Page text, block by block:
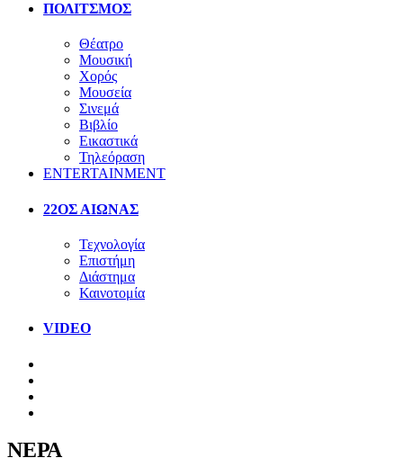
ΠΟΛΙΤΣΜΟΣ
Θέατρο
Μουσική
Χορός
Μουσεία
Σινεμά
Βιβλίο
Εικαστικά
Τηλεόραση
ENTERTAINMENT
22ΟΣ ΑΙΩΝΑΣ
Τεχνολογία
Επιστήμη
Διάστημα
Καινοτομία
VIDEO
ΝΕΡΑ